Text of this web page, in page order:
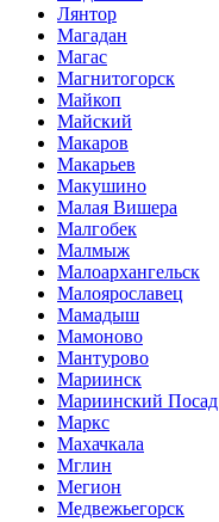
Лянтор
Магадан
Магас
Магнитогорск
Майкоп
Майский
Макаров
Макарьев
Макушино
Малая Вишера
Малгобек
Малмыж
Малоархангельск
Малоярославец
Мамадыш
Мамоново
Мантурово
Мариинск
Мариинский Посад
Маркс
Махачкала
Мглин
Мегион
Медвежьегорск